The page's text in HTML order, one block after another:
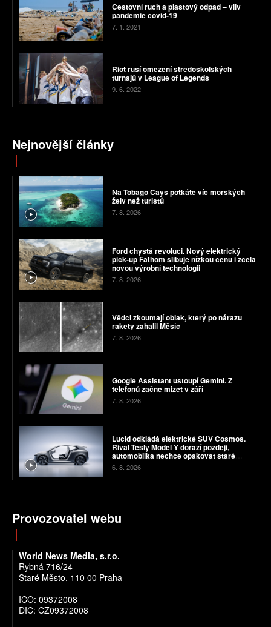
Cestovní ruch a plastový odpad – vliv
pandemie covid-19
7. 1. 2021
Riot ruší omezení středoškolských
turnajů v League of Legends
9. 6. 2022
Nejnovější články
Na Tobago Cays potkáte víc mořských
želv než turistů
7. 8. 2026
Ford chystá revoluci. Nový elektrický
pick-up Fathom slibuje nízkou cenu i zcela
novou výrobní technologii
7. 8. 2026
Vědci zkoumají oblak, který po nárazu
rakety zahalil Měsíc
7. 8. 2026
Google Assistant ustoupí Gemini. Z
telefonů začne mizet v září
7. 8. 2026
Lucid odkládá elektrické SUV Cosmos.
Rival Tesly Model Y dorazí později,
automobilka nechce opakovat staré
chyby
6. 8. 2026
Provozovatel webu
World News Media, s.r.o.
Rybná 716/24
Staré Město, 110 00 Praha
IČO: 09372008
DIČ: CZ09372008